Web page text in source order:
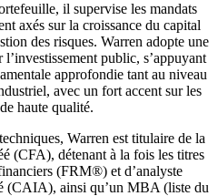
il supervise les mandats
axés sur la croissance du capital
des risques. Warren adopte une
public, s’appuyant
approfondie tant au niveau
avec un fort accent sur les
haute qualité.
Warren est titulaire de la
(CFA), détenant à la fois les titres
(FRM®) et d’analyste
(CAIA), ainsi qu’un MBA (liste du